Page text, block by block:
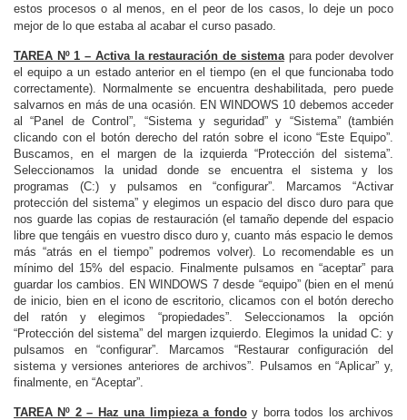
estos procesos o al menos, en el peor de los casos, lo deje un poco
mejor de lo que estaba al acabar el curso pasado.
TAREA Nº 1 – Activa la restauración de sistemapara poder devolver
el equipo a un estado anterior en el tiempo (en el que funcionaba todo
correctamente). Normalmente se encuentra deshabilitada, pero puede
salvarnos en más de una ocasión. EN WINDOWS 10 debemos acceder
al “Panel de Control”, “Sistema y seguridad” y “Sistema” (también
clicando con el botón derecho del ratón sobre el icono “Este Equipo”.
Buscamos, en el margen de la izquierda “Protección del sistema”.
Seleccionamos la unidad donde se encuentra el sistema y los
programas (C:) y pulsamos en “configurar”. Marcamos “Activar
protección del sistema” y elegimos un espacio del disco duro para que
nos guarde las copias de restauración (el tamaño depende del espacio
libre que tengáis en vuestro disco duro y, cuanto más espacio le demos
más “atrás en el tiempo” podremos volver). Lo recomendable es un
mínimo del 15% del espacio. Finalmente pulsamos en “aceptar” para
guardar los cambios. EN WINDOWS 7 desde “equipo” (bien en el menú
de inicio, bien en el icono de escritorio, clicamos con el botón derecho
del ratón y elegimos “propiedades”. Seleccionamos la opción
“Protección del sistema” del margen izquierdo. Elegimos la unidad C: y
pulsamos en “configurar”. Marcamos “Restaurar configuración del
sistema y versiones anteriores de archivos”. Pulsamos en “Aplicar” y,
finalmente, en “Aceptar”.
TAREA Nº 2 – Haz una limpieza a fondoy borra todos los archivos